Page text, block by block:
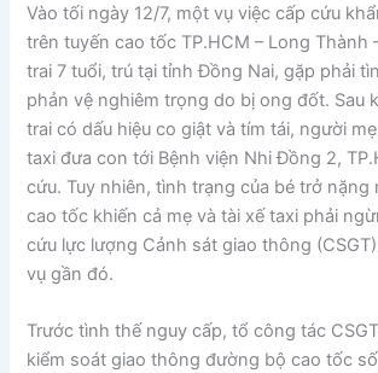
Vào tối ngày 12/7, một vụ việc cấp cứu
trên tuyến cao tốc TP.HCM – Long Thành
trai 7 tuổi, trú tại tỉnh Đồng Nai, gặp phải
phản vệ nghiêm trọng do bị ong đốt. Sau
trai có dấu hiệu co giật và tím tái, người
taxi đưa con tới Bệnh viện Nhi Đồng 2,
cứu. Tuy nhiên, tình trạng của bé trở nặng
cao tốc khiến cả mẹ và tài xế taxi phải
cứu lực lượng Cảnh sát giao thông
vụ gần đó.
Trước tình thế nguy cấp, tổ công tác
kiểm soát giao thông đường bộ cao tốc